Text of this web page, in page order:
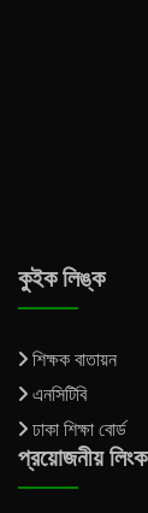
কুইক লিঙ্ক
শিক্ষক বাতায়ন
এনসিটিবি
ঢাকা শিক্ষা বোর্ড
প্রয়োজনীয় লিংক